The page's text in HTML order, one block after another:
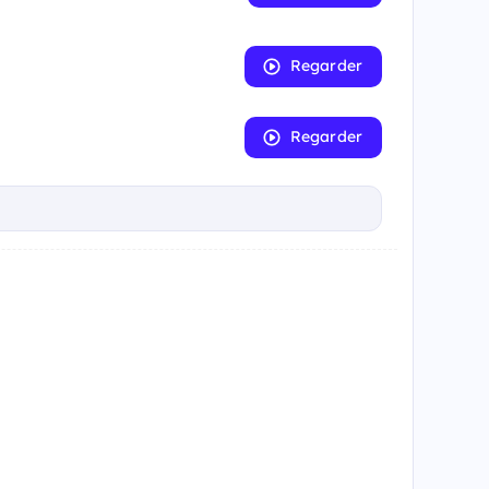
Regarder
Regarder